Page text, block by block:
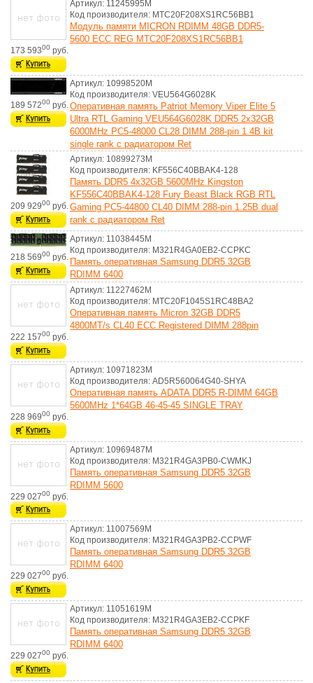
173 59300 руб.
Артикул: 11245995M
Код производителя: MTC20F208XS1RC56BB1
Модуль памяти MICRON RDIMM 48GB DDR5-
5600 ECC REG MTC20F208XS1RC56BB1
189 57200 руб.
Артикул: 10998520M
Код производителя: VEU564G6028K
Оперативная память Patriot Memory Viper Elite 5
Ultra RTL Gaming VEU564G6028K DDR5 2x32GB
6000MHz PC5-48000 CL28 DIMM 288-pin 1.4В kit
single rank с радиатором Ret
209 92900 руб.
Артикул: 10899273M
Код производителя: KF556C40BBAK4-128
Память DDR5 4x32GB 5600MHz Kingston
KF556C40BBAK4-128 Fury Beast Black RGB RTL
Gaming PC5-44800 CL40 DIMM 288-pin 1.25В dual
rank с радиатором Ret
218 56900 руб.
Артикул: 11038445M
Код производителя: M321R4GA0EB2-CCPKC
Память оперативная Samsung DDR5 32GB
RDIMM 6400
222 15700 руб.
Артикул: 11227462M
Код производителя: MTC20F1045S1RC48BA2
Оперативная память Micron 32GB DDR5
4800MT/s CL40 ECC Registered DIMM 288pin
228 96900 руб.
Артикул: 10971823M
Код производителя: AD5R560064G40-SHYA
Оперативная память ADATA DDR5 R-DIMM 64GB
5600MHz 1*64GB 46-45-45 SINGLE TRAY
229 02700 руб.
Артикул: 10969487M
Код производителя: M321R4GA3PB0-CWMKJ
Память оперативная Samsung DDR5 32GB
RDIMM 5600
229 02700 руб.
Артикул: 11007569M
Код производителя: M321R4GA3PB2-CCPWF
Память оперативная Samsung DDR5 32GB
RDIMM 6400
229 02700 руб.
Артикул: 11051619M
Код производителя: M321R4GA3EB2-CCPKF
Память оперативная Samsung DDR5 32GB
RDIMM 6400